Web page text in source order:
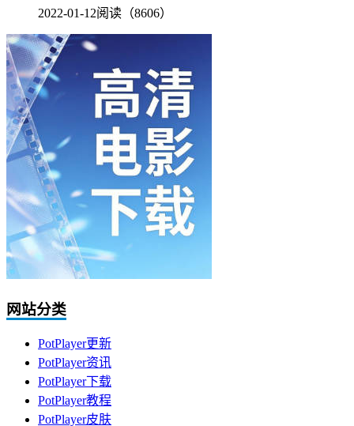
2022-01-12阅读（8606）
网站分类
PotPlayer更新
PotPlayer资讯
PotPlayer下载
PotPlayer教程
PotPlayer皮肤